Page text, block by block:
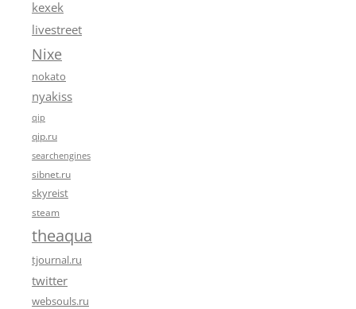
kexek
livestreet
Nixe
nokato
nyakiss
qip
qip.ru
searchengines
sibnet.ru
skyreist
steam
theaqua
tjournal.ru
twitter
websouls.ru